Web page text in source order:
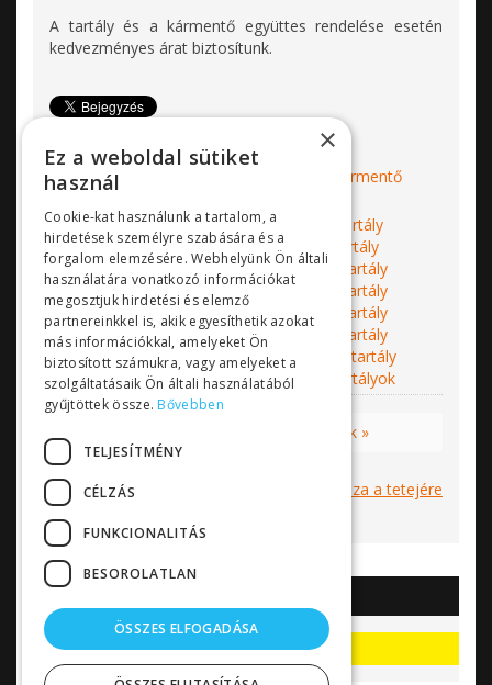
A tartály és a kármentő együttes rendelése esetén
kedvezményes árat biztosítunk.
Címkék: Geoplast
vegyszertartály
vegyszertároló
kármentő
Mellékletek:
35 literes vegyszertároló tartály
körvonalrajz 60 literes vegyszertároló tartály
körvonalrajz 100 literes vegyszertároló tartály
körvonalrajz 200 literes vegyszertároló tartály
körvonalrajz 300 literes vegyszertároló tartály
körvonalrajz 500 literes vegyszertároló tartály
körvonalrajz 1000 literes vegyszertároló tartály
körvonalrajz
Geoplast vegyszertároló tartályok
Egyedi tartályok »
Vissza a tetejére
Akciók, kedvezmények
×
Ez a weboldal sütiket
használ
Cookie-kat használunk a tartalom, a
hirdetések személyre szabására és a
forgalom elemzésére. Webhelyünk Ön általi
használatára vonatkozó információkat
megosztjuk hirdetési és elemző
partnereinkkel is, akik egyesíthetik azokat
más információkkal, amelyeket Ön
biztosított számukra, vagy amelyeket a
szolgáltatásaik Ön általi használatából
gyűjtöttek össze. Bővebben
TELJESÍTMÉNY
CÉLZÁS
FUNKCIONALITÁS
BESOROLATLAN
ÖSSZES ELFOGADÁSA